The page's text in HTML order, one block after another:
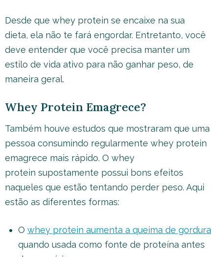
Desde que whey protein se encaixe na sua
dieta, ela não te fará engordar. Entretanto, você
deve entender que você precisa manter um
estilo de vida ativo para não ganhar peso, de
maneira geral.
Whey Protein Emagrece?
Também houve estudos que mostraram que uma
pessoa consumindo regularmente whey protein
emagrece mais rápido. O whey
protein supostamente possui bons efeitos
naqueles que estão tentando perder peso. Aqui
estão as diferentes formas:
O whey protein aumenta a queima de gordura
quando usada como fonte de proteína antes